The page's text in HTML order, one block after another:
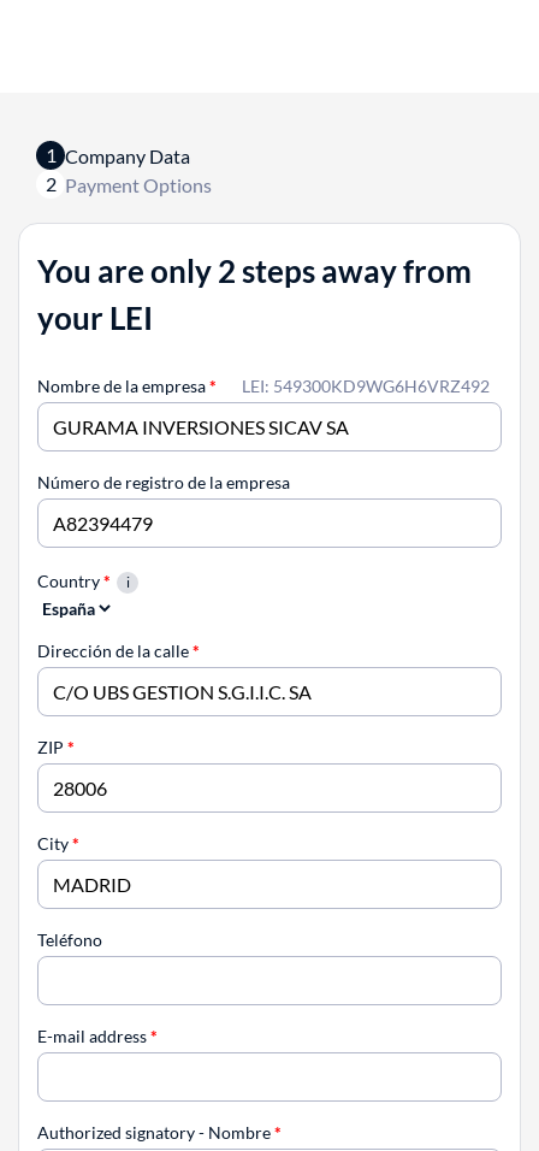
1 Company Data
2 Payment Options
You are only 2 steps away from
your LEI
LEI: 549300KD9WG6H6VRZ492
Nombre de la empresa*
Número de registro de la empresa
Country*
Dirección de la calle*
ZIP *
City*
Teléfono
E-mail address*
Authorized signatory - Nombre*